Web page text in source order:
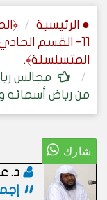
● الرئيسية
11- القسم
المتسلسلة﴾.
مجالس
من رياض أسمائه
د.